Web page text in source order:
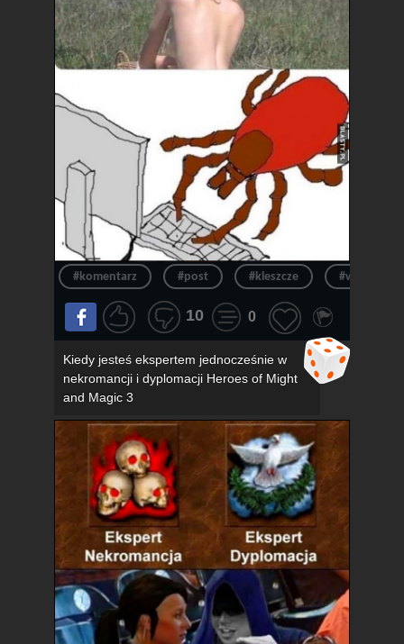
#komentarz #post #kleszcze #wpis
10 0
Kiedy jesteś ekspertem jednocześnie w
nekromancji i dyplomacji Heroes of Might
and Magic 3